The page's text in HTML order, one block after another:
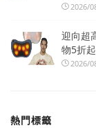
2026/
迎向超
物5折起
2026/
熱門標籤